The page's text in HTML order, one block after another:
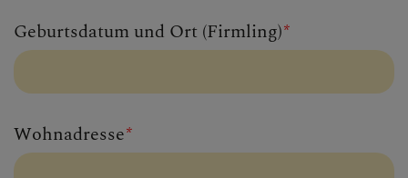
Geburtsdatum und Ort (Firmling)*
Wohnadresse*